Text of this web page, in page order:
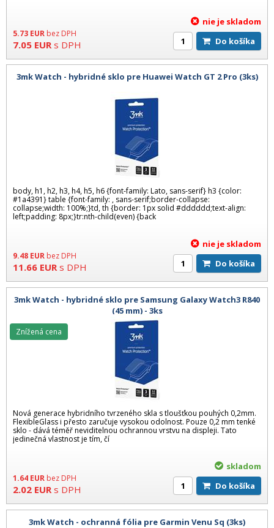
5.73 EUR bez DPH
7.05 EUR s DPH
nie je skladom
Do košíka
3mk Watch - hybridné sklo pre Huawei Watch GT 2 Pro (3ks)
body, h1, h2, h3, h4, h5, h6 {font-family: Lato, sans-serif} h3 {color:
#1a4391} table {font-family: , sans-serif;border-collapse:
collapse;width: 100%;}td, th {border: 1px solid #dddddd;text-align:
left;padding: 8px;}tr:nth-child(even) {back
9.48 EUR bez DPH
11.66 EUR s DPH
nie je skladom
Do košíka
3mk Watch - hybridné sklo pre Samsung Galaxy Watch3 R840
(45 mm) - 3ks
Nová generace hybridního tvrzeného skla s tloušťkou pouhých 0,2mm.
FlexibleGlass i přesto zaručuje vysokou odolnost. Pouze 0,2 mm tenké
sklo - dává téměř neviditelnou ochrannou vrstvu na displeji. Tato
jedinečná vlastnost je tím, čí
1.64 EUR bez DPH
2.02 EUR s DPH
Znížená cena
skladom
Do košíka
3mk Watch - ochranná fólia pre Garmin Venu Sq (3ks)